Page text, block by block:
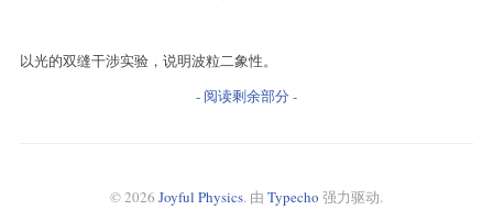
以光的双缝干涉实验，说明波粒二象性。
- 阅读剩余部分 -
© 2026 Joyful Physics. 由 Typecho 强力驱动.